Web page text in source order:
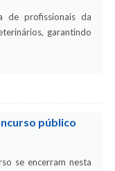
de profissionais da
garantindo
público
se encerram nesta